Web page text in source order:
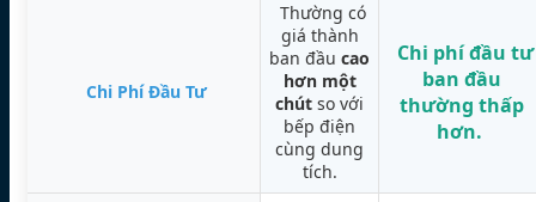
Chi Phí Đầu Tư
Thường có
giá thành
ban đầu cao
hơn một
chút so với
bếp điện
cùng dung
tích.
Chi phí đầu tư
ban đầu
thường thấp
hơn.